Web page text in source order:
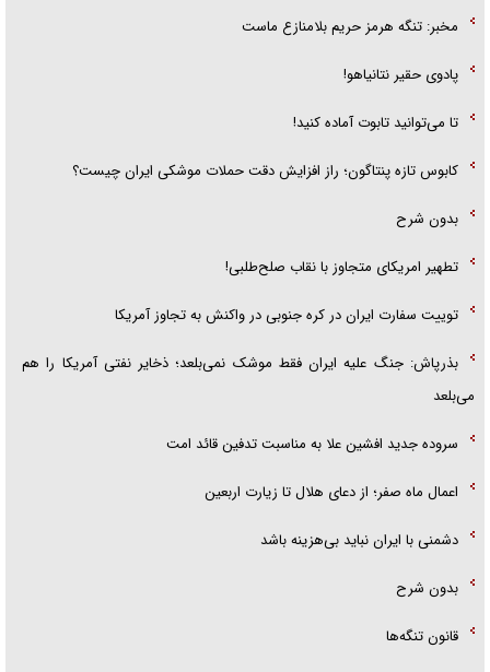
مخبر: تنگه هرمز حریم بلامنازع ماست
پادوی حقیر نتانیاهو!
تا می‌توانید تابوت آماده کنید!
کابوس تازه پنتاگون؛ راز افزایش دقت حملات موشکی ایران چیست؟
بدون شرح
تطهیر امریکای متجاوز با نقاب صلح‌طلبی!
توییت سفارت ایران در کره جنوبی در واکنش به تجاوز آمریکا
بذرپاش: ‏جنگ علیه ایران فقط موشک نمی‌بلعد؛ ذخایر نفتی آمریکا را هم
می‌بلعد
سروده جدید افشین علا به مناسبت تدفین قائد امت
اعمال ماه صفر؛ از دعای هلال تا زیارت اربعین
دشمنی با ایران نباید بی‌هزینه باشد
بدون شرح
قانون تنگه‌ها